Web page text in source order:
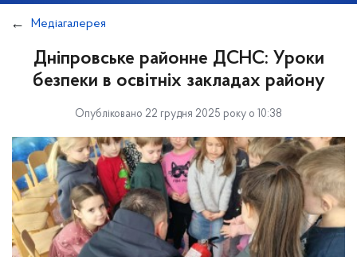
Медіагалерея
Дніпровське районне ДСНС: Уроки
безпеки в освітніх закладах району
Опубліковано 22 грудня 2025 року о 10:38